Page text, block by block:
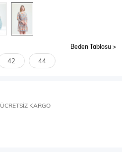
Crop & Büstiyer
Beden Tablosu
42 44
KARGO